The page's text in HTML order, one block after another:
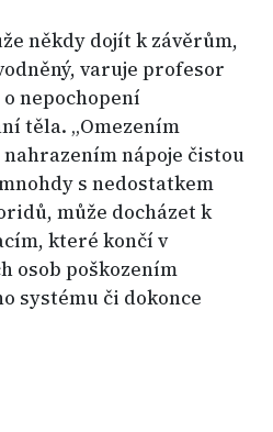
někdy dojít k závěrům,
varuje profesor
nepochopení
těla. „Omezením
nápoje čistou
s nedostatkem
může docházet k
které končí v
osob poškozením
systému či dokonce